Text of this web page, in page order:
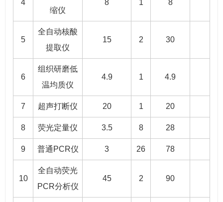
4
缩仪
8 1 8
5
全自动核酸
提取仪
15 2 30
6
组织研磨低
温均质仪
4.9 1 4.9
7 超声打断仪 20 1 20
8 荧光定量仪 3.5 8 28
9 普通PCR仪 3 26 78
10
全自动荧光
PCR分析仪
45 2 90